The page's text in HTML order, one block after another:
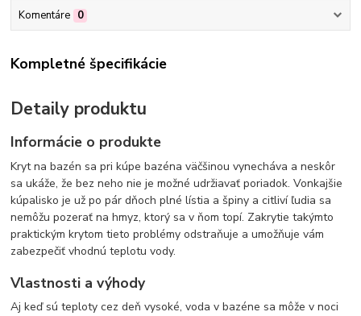
Komentáre 0
Kompletné špecifikácie
Detaily produktu
Informácie o produkte
Kryt na bazén sa pri kúpe bazéna väčšinou vynecháva a neskôr
sa ukáže, že bez neho nie je možné udržiavať poriadok. Vonkajšie
kúpalisko je už po pár dňoch plné lístia a špiny a citliví ľudia sa
nemôžu pozerať na hmyz, ktorý sa v ňom topí. Zakrytie takýmto
praktickým krytom tieto problémy odstraňuje a umožňuje vám
zabezpečiť vhodnú teplotu vody.
Vlastnosti a výhody
Aj keď sú teploty cez deň vysoké, voda v bazéne sa môže v noci